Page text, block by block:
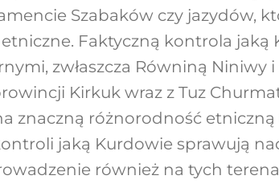
Szabaków czy jazydów,
Faktyczną kontrola jaką
zwłaszcza Równiną Niniwy
Kirkuk wraz z Tuz
znaczną różnorodność
jaką Kurdowie sprawują
również na tych